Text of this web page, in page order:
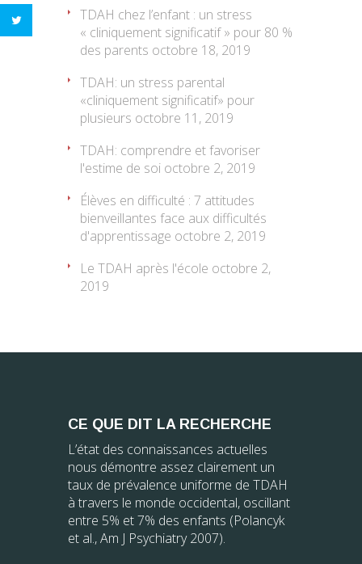
TDAH chez l’enfant : un stress
« cliniquement significatif » pour 80 %
des parents octobre 18, 2019
TDAH: un stress parental
«cliniquement significatif» pour
plusieurs octobre 11, 2019
TDAH: comprendre et favoriser
l'estime de soi octobre 2, 2019
Élèves en difficulté : 7 attitudes
bienveillantes face aux difficultés
d'apprentissage octobre 2, 2019
Le TDAH après l'école octobre 2,
2019
CE QUE DIT LA RECHERCHE
L’état des connaissances actuelles
nous démontre assez clairement un
taux de prévalence uniforme de TDAH
à travers le monde occidental, oscillant
entre 5% et 7% des enfants (Polancyk
et al., Am J Psychiatry 2007).